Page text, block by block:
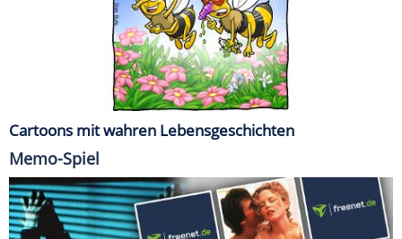
Cartoons mit wahren Lebensgeschichten
Memo-Spiel